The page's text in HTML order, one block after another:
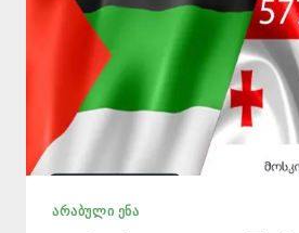
ᲐᲠᲐᲑᲣᲚᲘ ᲔᲜᲐ